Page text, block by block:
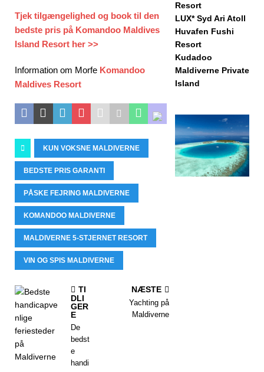
Tjek tilgængelighed og book til den
bedste pris på Komandoo Maldives
Island Resort her >>
Information om Morfe Komandoo
Maldives Resort
KUN VOKSNE MALDIVERNE
BEDSTE PRIS GARANTI
PÅSKE FEJRING MALDIVERNE
KOMANDOO MALDIVERNE
MALDIVERNE 5-STJERNET RESORT
VIN OG SPIS MALDIVERNE
TI
DLI
GER
E
De
bedst
e
handi
NÆSTE
Yachting på
Maldiverne
Resort
LUX* Syd Ari Atoll
Huvafen Fushi
Resort
Kudadoo
Maldiverne Private
Island